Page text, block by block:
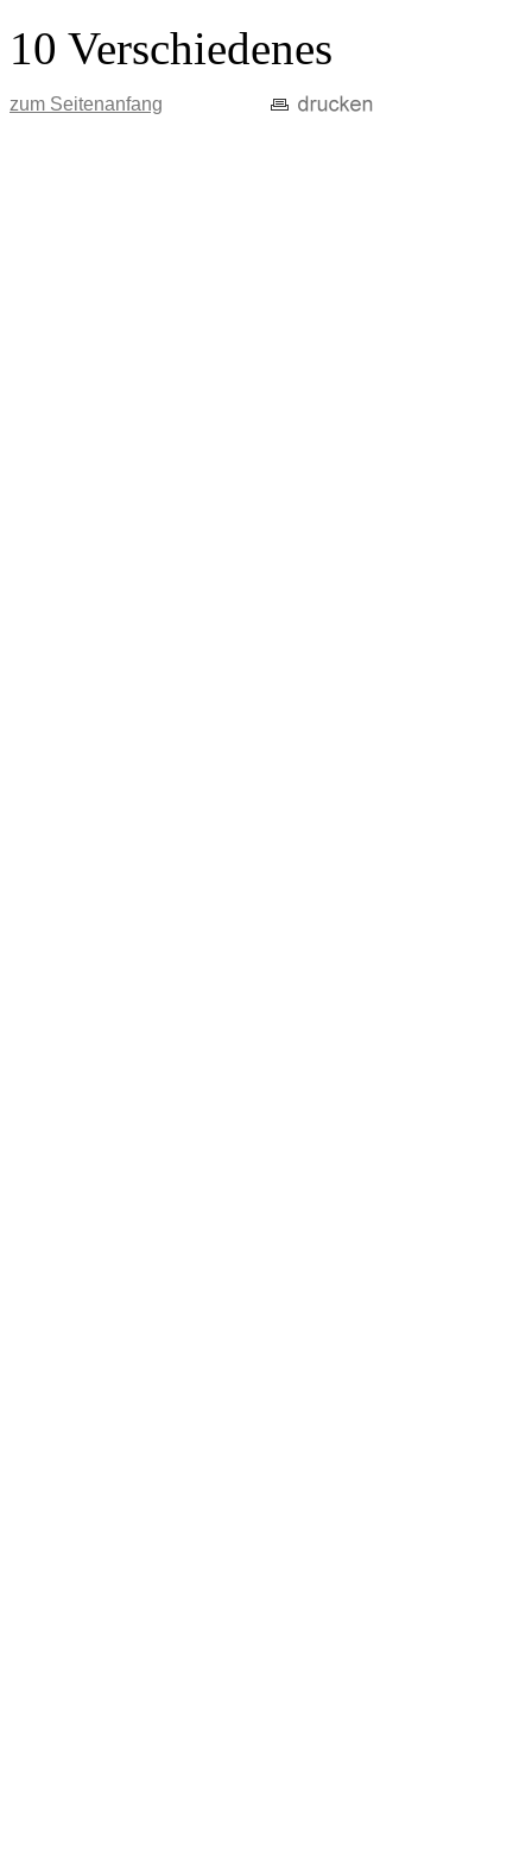
10 Verschiedenes
zum Seitenanfang